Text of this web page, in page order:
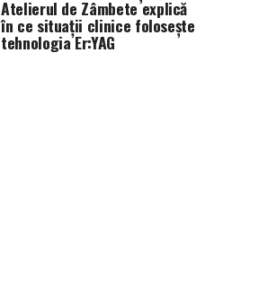
Atelierul de Zâmbete explică
în ce situații clinice folosește
tehnologia Er:YAG